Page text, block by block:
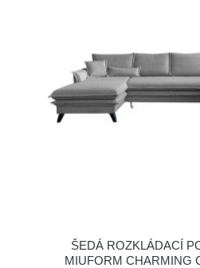
ŠEDÁ ROZKLÁDACÍ
MIUFORM CHARMING